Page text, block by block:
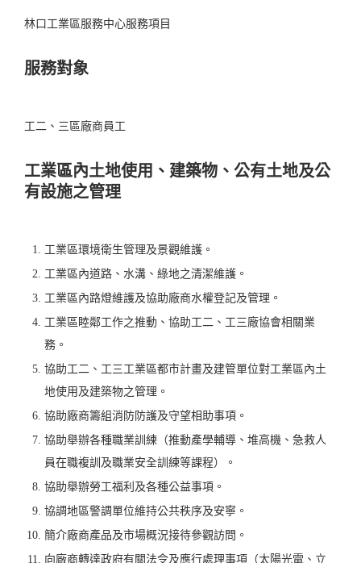
林口工業區服務中心服務項目
服務對象
工二、三區廠商員工
工業區內土地使用、建築物、公有土地及公
有設施之管理
工業區環境衛生管理及景觀維護。
工業區內道路、水溝、綠地之清潔維護。
工業區內路燈維護及協助廠商水權登記及管理。
工業區睦鄰工作之推動、協助工二、工三廠協會相關業
務。
協助工二、工三工業區都市計畫及建管單位對工業區內土
地使用及建築物之管理。
協助廠商籌組消防防護及守望相助事項。
協助舉辦各種職業訓練（推動產學輔導、堆高機、急救人
員在職複訓及職業安全訓練等課程）。
協助舉辦勞工福利及各種公益事項。
協調地區警調單位維持公共秩序及安寧。
簡介廠商產品及市場概況接待參觀訪問。
向廠商轉達政府有關法令及應行處理事項（太陽光電、立